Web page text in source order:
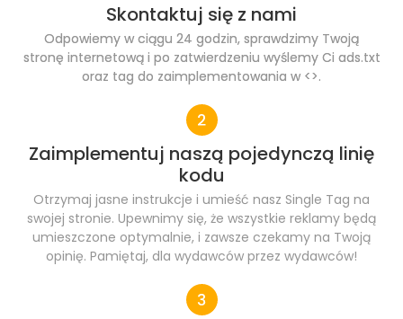
Skontaktuj się z nami
Odpowiemy w ciągu 24 godzin, sprawdzimy Twoją
stronę internetową i po zatwierdzeniu wyślemy Ci ads.txt
oraz tag do zaimplementowania w <>.
Zaimplementuj naszą pojedynczą linię
kodu
Otrzymaj jasne instrukcje i umieść nasz Single Tag na
swojej stronie. Upewnimy się, że wszystkie reklamy będą
umieszczone optymalnie, i zawsze czekamy na Twoją
opinię. Pamiętaj, dla wydawców przez wydawców!